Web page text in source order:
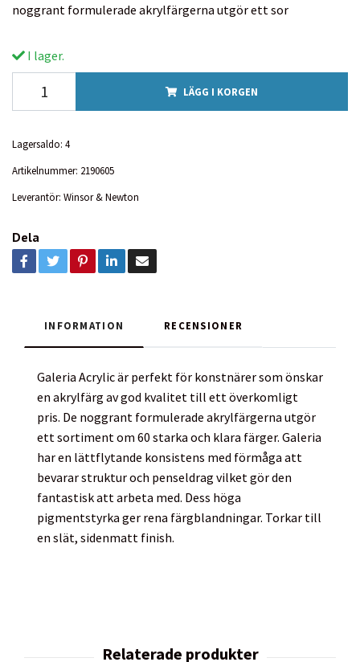
noggrant formulerade akrylfärgerna utgör ett sor
I lager.
LÄGG I KORGEN
Lagersaldo: 4
Artikelnummer: 2190605
Leverantör: Winsor & Newton
Dela
INFORMATION RECENSIONER
Galeria Acrylic är perfekt för konstnärer som önskar
en akrylfärg av god kvalitet till ett överkomligt
pris. De noggrant formulerade akrylfärgerna utgör
ett sortiment om 60 starka och klara färger. Galeria
har en lättflytande konsistens med förmåga att
bevarar struktur och penseldrag vilket gör den
fantastisk att arbeta med. Dess höga
pigmentstyrka ger rena färgblandningar. Torkar till
en slät, sidenmatt finish.